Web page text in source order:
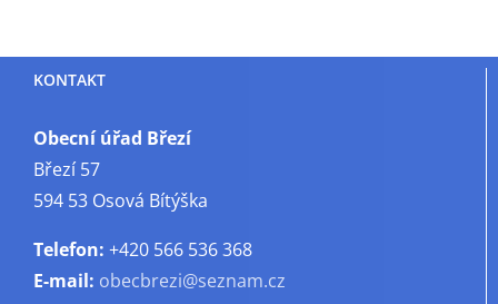
KONTAKT
Obecní úřad Březí
Březí 57
594 53 Osová Bítýška
Telefon: +420 566 536 368
E-mail: obecbrezi@seznam.cz